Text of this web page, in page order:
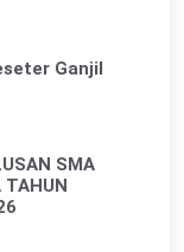
Ganjil
SMA
TAHUN